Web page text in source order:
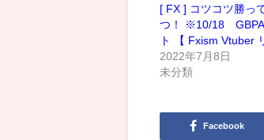
[ FX ] コツコツ勝っ
つ！ ※10/18
ト 【 Fxism Vtuber
2022年7月8日
未分類
Facebook